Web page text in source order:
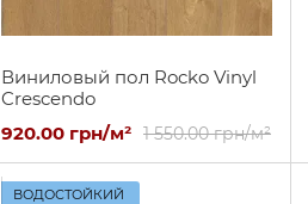
Виниловый пол Rocko Vinyl
Crescendo
1 550.00 грн/м²
920.00 грн/м²
ВОДОСТОЙКИЙ